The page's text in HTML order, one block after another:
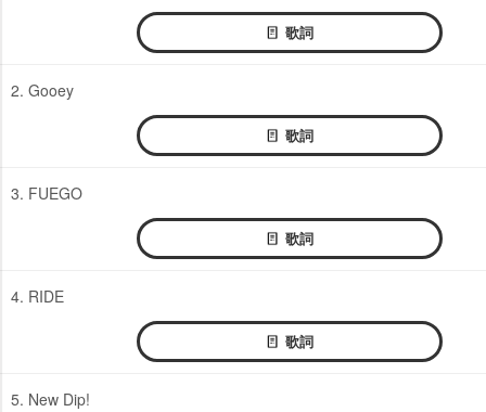
歌詞
2. Gooey
歌詞
3. FUEGO
歌詞
4. RIDE
歌詞
5. New Dip!